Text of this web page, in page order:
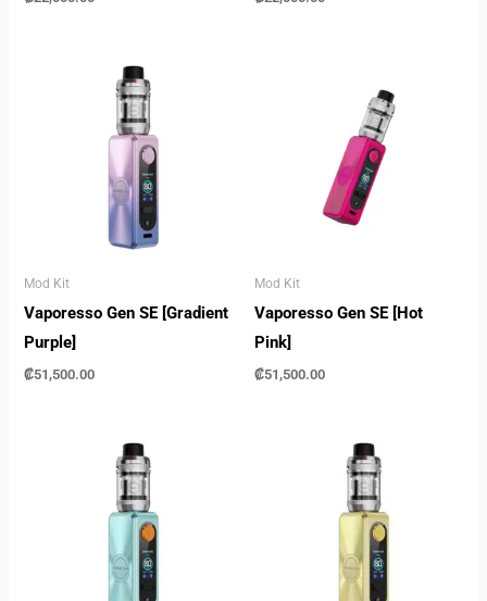
Mod Kit
Vaporesso Gen SE [Gradient
Purple]
₡51,500.00
Mod Kit
Vaporesso Gen SE [Hot
Pink]
₡51,500.00